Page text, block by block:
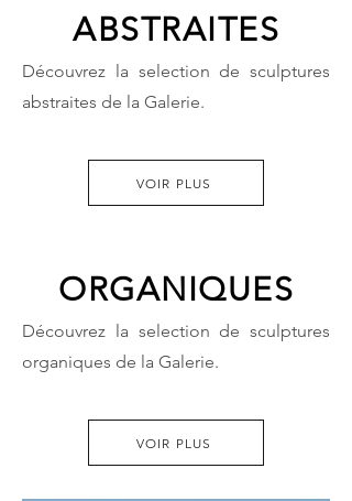
ABSTRAITES
Découvrez la selection de sculptures
abstraites de la Galerie.
VOIR PLUS
ORGANIQUES
Découvrez la selection de sculptures
organiques de la Galerie.
VOIR PLUS